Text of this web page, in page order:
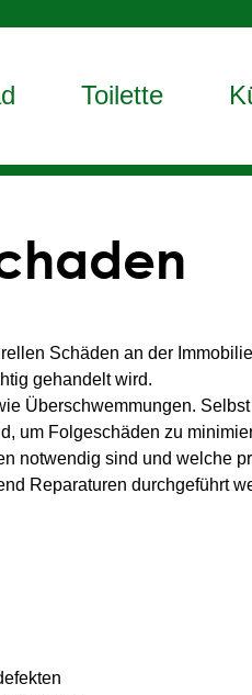
Toilette
Schäden an der
gehandelt wird.
Überschwemmungen.
um Folgeschäden zu
notwendig sind und welche
Reparaturen durchgeführt